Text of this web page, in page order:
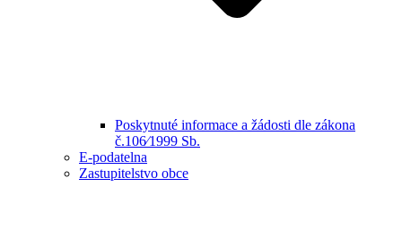
Poskytnuté informace a žádosti dle zákona
č.106⁄1999 Sb.
E-podatelna
Zastupitelstvo obce